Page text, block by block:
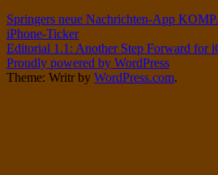
Post
navigation
Springers neue Nachrichten-App
iPhone-Ticker
Editorial 1.1: Another Step Forward for
Proudly powered by WordPress
Theme: Writr by WordPress.com.